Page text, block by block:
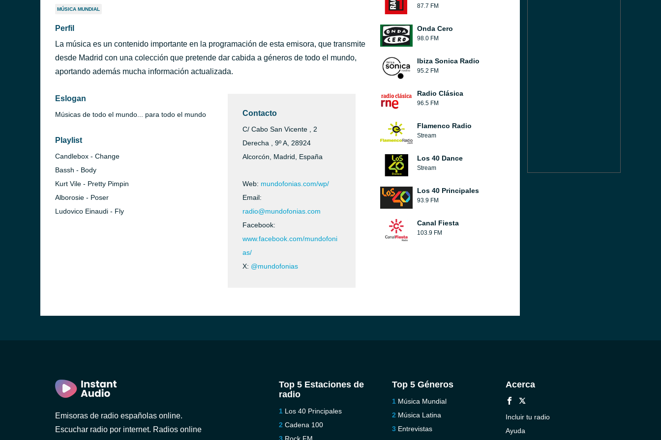
MÚSICA MUNDIAL
Perfil
La música es un contenido importante en la programación de esta emisora, que transmite
desde Madrid con una colección que pretende dar cabida a géneros de todo el mundo,
aportando además mucha información actualizada.
Eslogan
Músicas de todo el mundo... para todo el mundo
Playlist
Candlebox - Change
Bassh - Body
Kurt Vile - Pretty Pimpin
Alborosie - Poser
Ludovico Einaudi - Fly
Contacto
C/ Cabo San Vicente , 2
Derecha , 9º A, 28924
Alcorcón, Madrid, España
Web: mundofonias.com/wp/
Email:
radio@mundofonias.com
Facebook:
www.facebook.com/mundofoni
as/
X: @mundofonias
87.7 FM
Onda Cero
98.0 FM
Ibiza Sonica Radio
95.2 FM
Radio Clásica
96.5 FM
Flamenco Radio
Stream
Los 40 Dance
Stream
Los 40 Principales
93.9 FM
Canal Fiesta
103.9 FM
Emisoras de radio españolas online.
Escuchar radio por internet. Radios online
Top 5 Estaciones de
radio
Los 40 Principales
Cadena 100
Top 5 Géneros
Música Mundial
Música Latina
Entrevistas
Acerca
Incluir tu radio
Ayuda